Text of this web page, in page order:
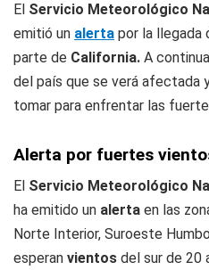
El Servicio Meteorológico
emitió un alerta por la llegada
parte de California. A
del país que se verá afectada
tomar para enfrentar las
Alerta por fuertes
El Servicio Meteorológico
ha emitido un alerta en las
Norte Interior, Suroeste
esperan vientos del sur de 20